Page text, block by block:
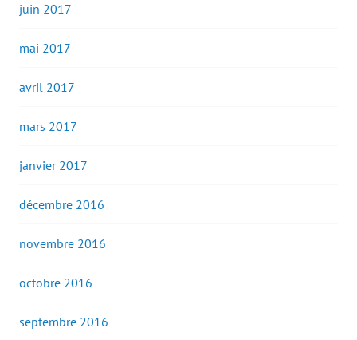
juin 2017
mai 2017
avril 2017
mars 2017
janvier 2017
décembre 2016
novembre 2016
octobre 2016
septembre 2016